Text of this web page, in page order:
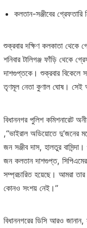
কলতান-সঞ্জীবের গ্রেফতারি
শুক্রবার দক্ষিণ কলকাতা থেকে
শনিবার টালিগঞ্জ ফাঁড়ি থেকে
দাশগুপ্তকে। শুক্রবার বিকেলে
তৃণমূল নেতা কুণাল ঘোষ। সেই
বিধাননগর পুলিশ কমিশনারেট
,‘‘ভাইরাল অডিয়োতে
জন সঞ্জীব দাস, হালতুর
জন কলতান দাশগুপ্ত,
সম্প্রচারিত হয়েছে। আমরা
কোনও সংশয় নেই।’’
বিধাননগরের ডিসি আরও